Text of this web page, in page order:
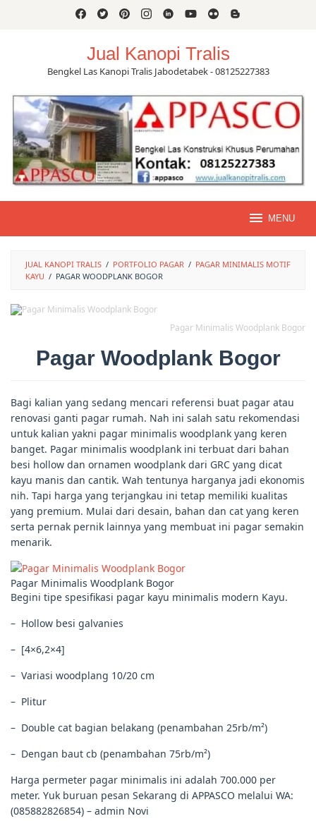
Jual Kanopi Tralis
Bengkel Las Kanopi Tralis Jabodetabek - 08125227383
MENU
JUAL KANOPI TRALIS / PORTFOLIO PAGAR / PAGAR MINIMALIS MOTIF
KAYU / PAGAR WOODPLANK BOGOR
Pagar Minimalis Woodplank Bogor
Pagar Woodplank Bogor
Bagi kalian yang sedang mencari referensi buat pagar atau
renovasi ganti pagar rumah. Nah ini salah satu rekomendasi
untuk kalian yakni pagar minimalis woodplank yang keren
banget. Pagar minimalis woodplank ini terbuat dari bahan
besi hollow dan ornamen woodplank dari GRC yang dicat
kayu manis dan cantik. Wah tentunya harganya jadi ekonomis
nih. Tapi harga yang terjangkau ini tetap memiliki kualitas
yang premium. Mulai dari desain, bahan dan cat yang keren
serta pernak pernik lainnya yang membuat ini pagar semakin
menarik.
Pagar Minimalis Woodplank Bogor
Begini tipe spesifikasi pagar kayu minimalis modern Kayu.
– Hollow besi galvanies
– [4×6,2×4]
– Variasi woodplang 10/20 cm
– Plitur
– Double cat bagian belakang (penambahan 25rb/m²)
– Dengan baut cb (penambahan 75rb/m²)
Harga permeter pagar minimalis ini adalah 700.000 per
meter. Yuk buruan pesan Sekarang di APPASCO melalui WA:
(085882826854) – admin Novi